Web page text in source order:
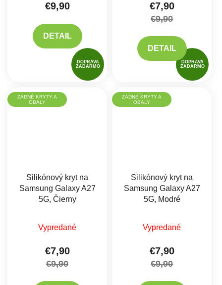
DOPRAVA
ZADARMO
€9,90
DETAIL
DOPRAVA
ZADARMO
€7,90
€9,90
DETAIL
ZADNÉ KRYTY A
OBALY
Silikónový kryt na
Samsung Galaxy A27
5G, Čierny
Vypredané
€7,90
€9,90
ZADNÉ KRYTY A
OBALY
Silikónový kryt na
Samsung Galaxy A27
5G, Modré
Vypredané
€7,90
€9,90